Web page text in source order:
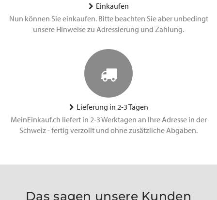
Einkaufen
Nun können Sie einkaufen. Bitte beachten Sie aber unbedingt
unsere Hinweise zu Adressierung und Zahlung.
Lieferung in 2-3 Tagen
MeinEinkauf.ch liefert in 2-3 Werktagen an Ihre Adresse in der
Schweiz - fertig verzollt und ohne zusätzliche Abgaben.
Das sagen unsere Kunden